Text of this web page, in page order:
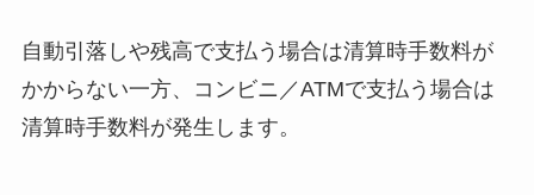
自動引落しや残高で支払う場合は清算時手数料が
かからない一方、コンビニ／ATMで支払う場合は
清算時手数料が発生します。